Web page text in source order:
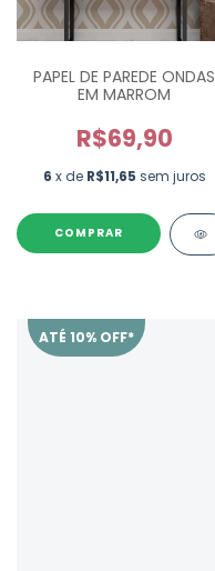
PAPEL DE PAREDE ONDAS
EM MARROM
R$69,90
6 x de R$11,65 sem juros
ATÉ 10% OFF*